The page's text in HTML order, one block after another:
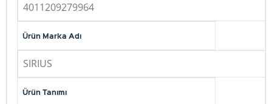
4011209279964
Ürün Marka Adı
SIRIUS
Ürün Tanımı